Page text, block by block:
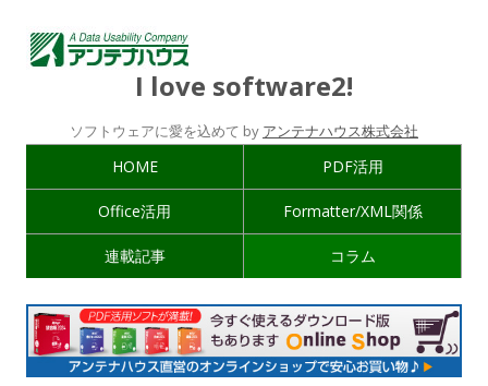
I love software2!
ソフトウェアに愛を込めて by アンテナハウス株式会社
HOME PDF活用
Office活用 Formatter/XML関係
連載記事 コラム